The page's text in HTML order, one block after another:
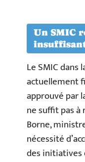
Un SMIC
Le SMIC
actuellement
approuvé par
ne suffit pas à
Borne,
nécessité
des initiatives